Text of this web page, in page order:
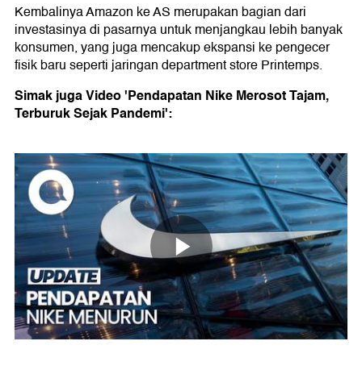
Kembalinya Amazon ke AS merupakan bagian dari
investasinya di pasarnya untuk menjangkau lebih banyak
konsumen, yang juga mencakup ekspansi ke pengecer
fisik baru seperti jaringan department store Printemps.
Simak juga Video 'Pendapatan Nike Merosot Tajam,
Terburuk Sejak Pandemi':